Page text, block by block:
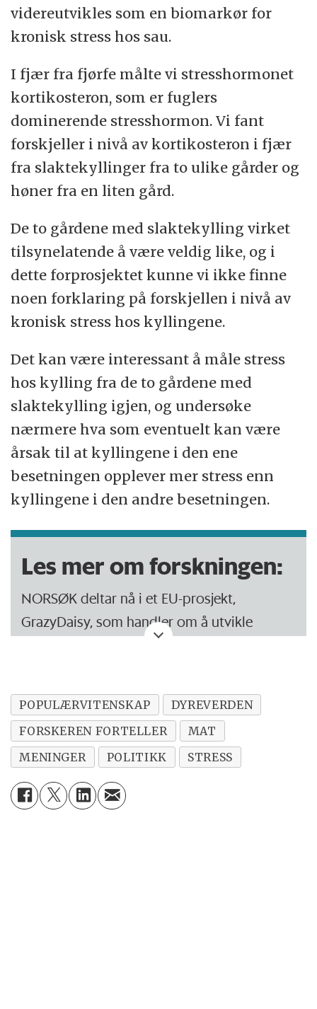
videreutvikles som en biomarkør for
kronisk stress hos sau.
I fjær fra fjørfe målte vi stresshormonet
kortikosteron, som er fuglers
dominerende stresshormon. Vi fant
forskjeller i nivå av kortikosteron i fjær
fra slaktekyllinger fra to ulike gårder og
høner fra en liten gård.
De to gårdene med slaktekylling virket
tilsynelatende å være veldig like, og i
dette forprosjektet kunne vi ikke finne
noen forklaring på forskjellen i nivå av
kronisk stress hos kyllingene.
Det kan være interessant å måle stress
hos kylling fra de to gårdene med
slaktekylling igjen, og undersøke
nærmere hva som eventuelt kan være
årsak til at kyllingene i den ene
besetningen opplever mer stress enn
kyllingene i den andre besetningen.
Les mer om forskningen:
NORSØK deltar nå i et EU-prosjekt,
GrazyDaisy, som handler om å utvikle
være sammen på beite. Det skal være fokus
på å fremme helse for å redusere bruk av
parasittmidler og antibiotika.
med måling av kortison i hårprøver fra kyr
POPULÆRVITENSKAP
DYREVERDEN
FORSKEREN FORTELLER
MAT
MENINGER
POLITIKK STRESS